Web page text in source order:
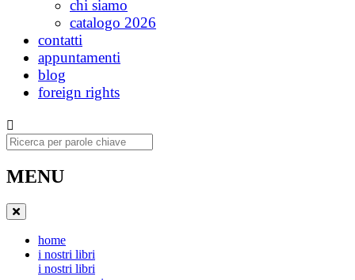
chi siamo
catalogo 2026
contatti
appuntamenti
blog
foreign rights
Ricerca
MENU
home
i nostri libri
i nostri libri